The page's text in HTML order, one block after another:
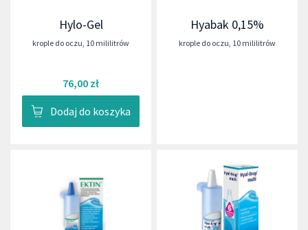
Hylo-Gel
krople do oczu 10 mililitrów
76,00 zł
Dodaj do koszyka
Hyabak 0,15%
krople do oczu 10 mililitrów